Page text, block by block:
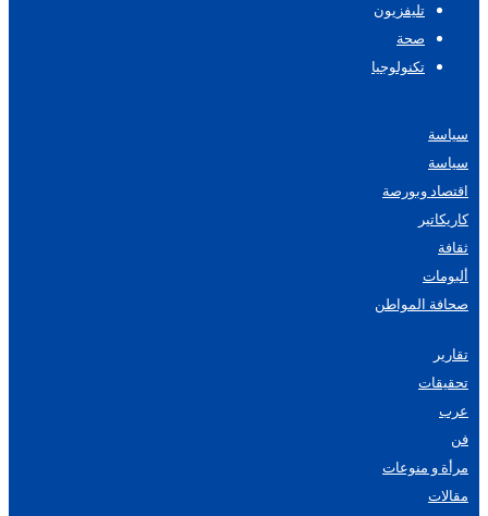
تليفزيون
صحة
تكنولوجيا
سياسة
سياسة
اقتصاد وبورصة
كاريكاتير
ثقافة
ألبومات
صحافة المواطن
تقارير
تحقيقات
عرب
فن
مرأة و منوعات
مقالات